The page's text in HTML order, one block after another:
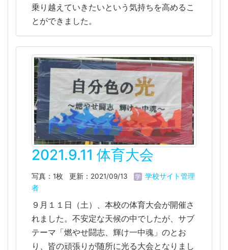
乗り越えていきたいという気持ちを高めるこ
とができました。
2021.9.11 体育大会
写真：1枚 更新：2021/09/13
学校サイト管理
者
９月１１日（土）、本校の体育大会が開催さ
れました。不安定な天候の中でしたが、サブ
テーマ「燃やせ闘志、輝け一中魂」のとお
り、皆の頑張りが随所に光る大会となりまし